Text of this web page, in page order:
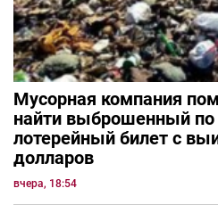
Мусорная компания
найти выброшенный
лотерейный билет с
долларов
вчера, 18:54